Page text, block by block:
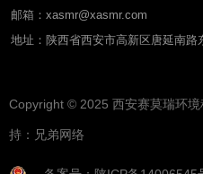
邮箱：xasmr@xasmr.com
地址：陕西省西安市高新区唐延南路
Copyright © 2025 西安赛莫
持： 兄弟网络